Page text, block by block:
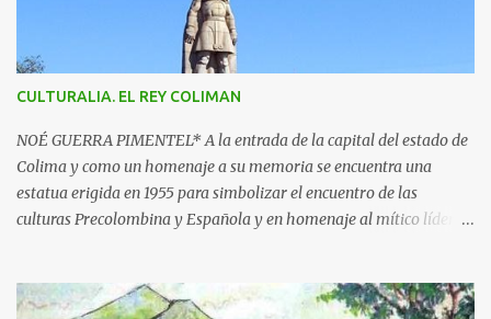
o
s
CULTURALIA. EL REY COLIMAN
NOÉ GUERRA PIMENTEL* A la entrada de la capital del estado de
Colima y como un homenaje a su memoria se encuentra una
estatua erigida en 1955 para simbolizar el encuentro de las
culturas Precolombina y Española y en homenaje al mítico líder
de México. El monumento representa a un ideal guerrero en pie,